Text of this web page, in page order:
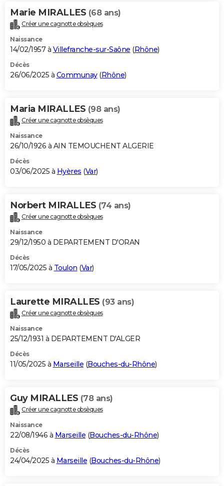
Marie MIRALLES (68 ans)
Créer une cagnotte obsèques
Naissance
14/02/1957 à Villefranche-sur-Saône (Rhône)
Décès
26/06/2025 à Communay(Rhône)
Maria MIRALLES (98 ans)
Créer une cagnotte obsèques
Naissance
26/10/1926 à AIN TEMOUCHENT ALGERIE
Décès
03/06/2025 à Hyères (Var)
Norbert MIRALLES (74 ans)
Créer une cagnotte obsèques
Naissance
29/12/1950 à DEPARTEMENT D'ORAN
Décès
17/05/2025 à Toulon (Var)
Laurette MIRALLES (93 ans)
Créer une cagnotte obsèques
Naissance
25/12/1931 à DEPARTEMENT D'ALGER
Décès
11/05/2025 à Marseille (Bouches-du-Rhône)
Guy MIRALLES (78 ans)
Créer une cagnotte obsèques
Naissance
22/08/1946 à Marseille (Bouches-du-Rhône)
Décès
24/04/2025 à Marseille (Bouches-du-Rhône)